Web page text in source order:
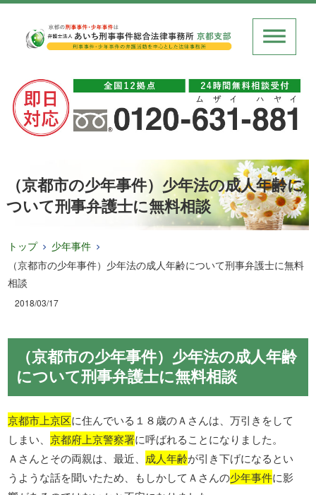
（京都市の少年事件）少年法の成人年齢に
ついて刑事弁護士に無料相談
トップ
少年事件
（京都市の少年事件）少年法の成人年齢について刑事弁護士に無料
相談
2018/03/17
（京都市の少年事件）少年法の成人年齢
について刑事弁護士に無料相談
京都市上京区に住んでいる１８歳のＡさんは、万引きをして
しまい、京都府上京警察署に呼ばれることになりました。
Ａさんとその両親は、最近、 成人年齢が引き下げになるとい
うような話を聞いたため、もしかしてＡさんの少年事件に影